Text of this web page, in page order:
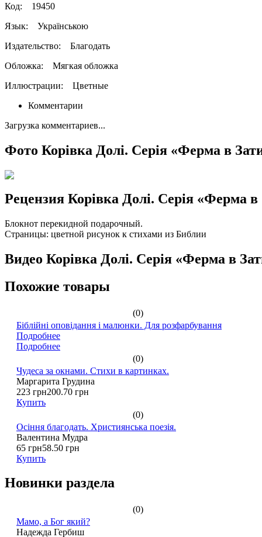
Код: 19450
Язык: Українською
Издательство:
Благодать
Обложка: Мягкая обложка
Иллюстрации: Цветные
Комментарии
Загрузка комментариев...
Фото Корівка Долі. Серія «Ферма в
Рецензия Корівка Долі. Серія «Ферма
Блокнот перекидной подарочный.
Страницы: цветной рисунок к стихами из Библии
Видео Корівка Долі. Серія «Ферма в
Похожие товары
(0)
Біблійні оповідання і малюнки. Для розфарбування
Подробнее
Подробнее
(0)
Чудеса за окнами. Стихи в картинках.
Маргарита Грудина
223 грн200.70 грн
Купить
(0)
Осіння благодать. Християнська поезія.
Валентина Мудра
65 грн58.50 грн
Купить
Новинки раздела
(0)
Мамо, а Бог який?
Надежда Гербиш